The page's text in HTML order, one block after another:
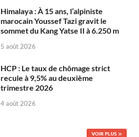
Himalaya : À 15 ans, l’alpiniste
marocain Youssef Tazi gravit le
sommet du Kang Yatse II à 6.250 m
5 août 2026
HCP : Le taux de chômage strict
recule à 9,5% au deuxième
trimestre 2026
4 août 2026
VOIR PLUS